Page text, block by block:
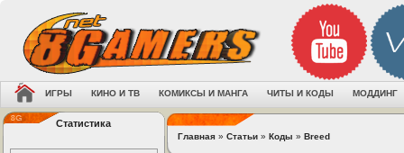
ИГРЫ КИНО И ТВ КОМИКСЫ И МАНГА ЧИТЫ И КОДЫ МОДДИНГ
Статистика
Главная » Статьи » Коды » Breed